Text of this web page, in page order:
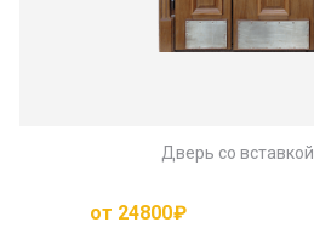
Дверь со вставкой
от 24800₽